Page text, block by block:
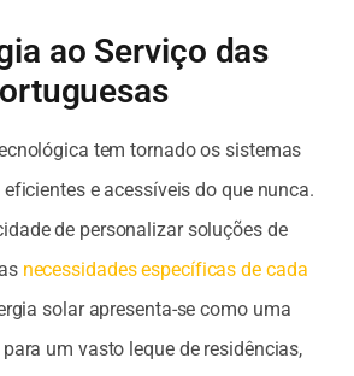
ao Serviço das
tem tornado os sistemas
e acessíveis do que nunca.
de personalizar soluções de
necessidades específicas de cada
solar apresenta-se como uma
um vasto leque de residências,